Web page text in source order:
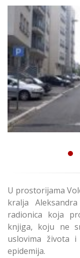
U prostorijama
kralja
radionica koja
knjiga, koju ne
uslovima života
epidemija.